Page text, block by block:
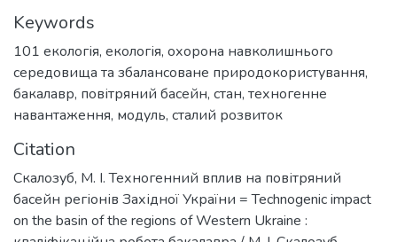
Keywords
101 екологія, екологія, охорона навколишнього
середовища та збалансоване природокористування,
бакалавр, повітряний басейн, стан, техногенне
навантаження, модуль, сталий розвиток
Citation
Скалозуб, М. І. Техногенний вплив на повітряний
басейн регіонів Західної України = Technogenic impact
on the basin of the regions of Western Ukraine :